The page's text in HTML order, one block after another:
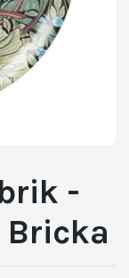
-
Bricka